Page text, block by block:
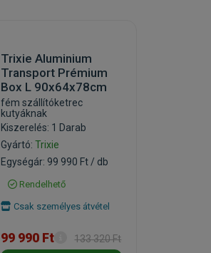
Trixie Aluminium
Transport Prémium
Box L 90x64x78cm
fém szállítóketrec
kutyáknak
Kiszerelés: 1 Darab
Gyártó:Trixie
Egységár: 99 990 Ft / db
Rendelhető
Csak személyes átvétel
99 990 Ft 133 320 Ft